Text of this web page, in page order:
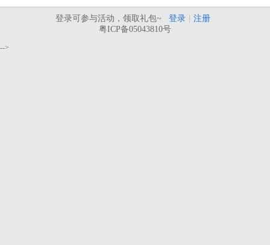
登录可参与活动，领取礼包~ 登录
注册
粤ICP备05043810号
-->